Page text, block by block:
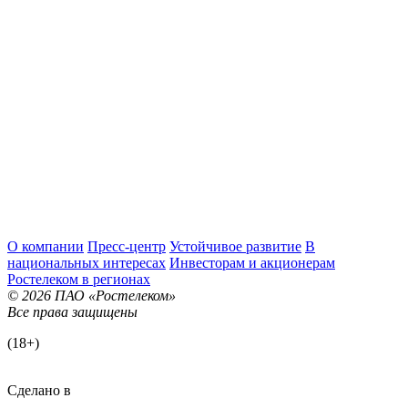
О компании Пресс-центр Устойчивое развитие В
национальных интересах Инвесторам и акционерам
Ростелеком в регионах
© 2026 ПАО «Ростелеком»
Все права защищены
(18+)
Сделано в